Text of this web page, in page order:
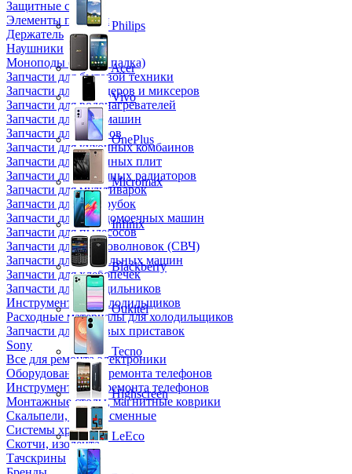
Защитные стекла
Элементы питания
Держатель
Наушники
Моноподы (Селфи палка)
Запчасти для бытовой техники
Запчасти для блендеров и миксеров
Запчасти для водонагревателей
Запчасти для кофемашин
Запчасти для кулеров
Запчасти для кухонных комбаинов
Запчасти для кухонных плит
Запчасти для масляных радиаторов
Запчасти для мультиварок
Запчасти для мясорубок
Запчасти для посудомоечных машин
Запчасти для пылесосов
Запчасти для микроволновок (СВЧ)
Запчасти для стиральных машин
Запчасти для хлебопечек
Запчасти для холодильников
Инструмент для холодильщиков
Расходные материалы для холодильщиков
Запчасти для игровых приставок
Sony
Все для ремонта электроники
Оборудование для ремонта телефонов
Инструменты для ремонта телефонов
Монтажные столы, магнитные коврики
Скальпели, лезвия сменные
Системы хранения
Скотчи, изолента
Тачскрины
Philips
Acer
Vivo
OnePlus
Micromax
Infinix
Blackberry
Oukitel
Tecno
Highscreen
LeEco